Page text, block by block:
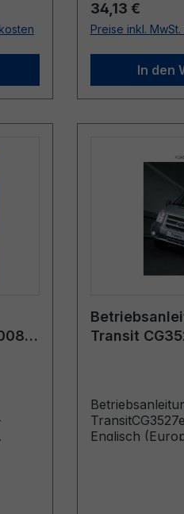
Regulärer Preis:
34,13 €
Preise inkl.
In den
-
Transit
Englisch